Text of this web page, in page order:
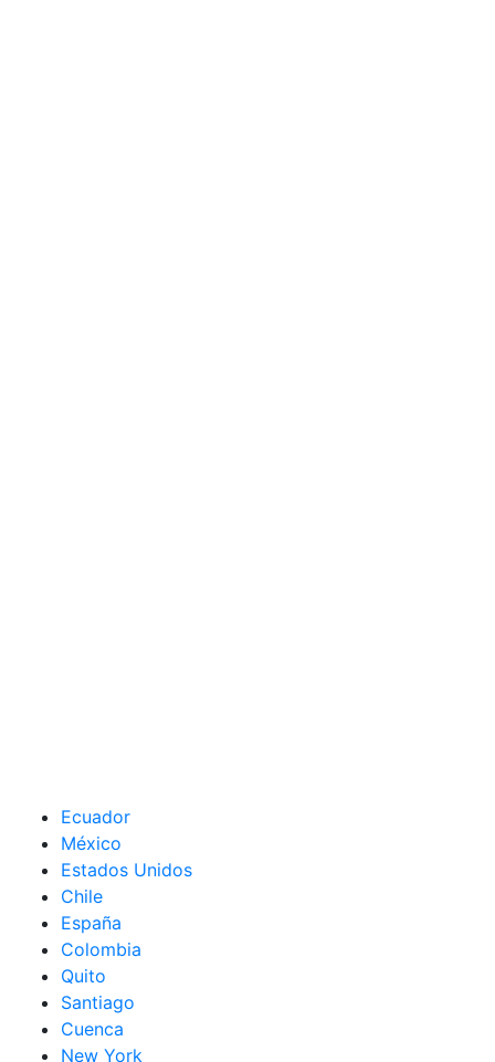
Ecuador
México
Estados Unidos
Chile
España
Colombia
Quito
Santiago
Cuenca
New York